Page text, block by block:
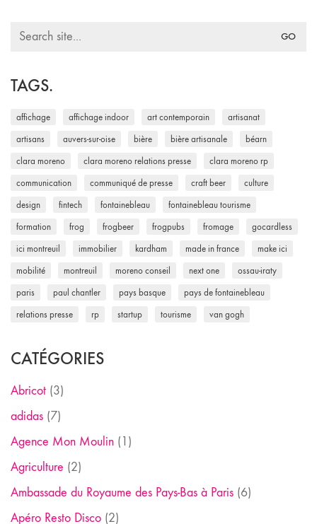
Search
TAGS.
affichage affichage indoor art contemporain artisanat
artisans auvers-sur-oise bière bière artisanale béarn
clara moreno clara moreno relations presse clara moreno rp
communication communiqué de presse craft beer culture
design fintech fontainebleau fontainebleau tourisme
formation frog frogbeer frogpubs fromage gocardless
ici montreuil immobilier kardham made in france make ici
mobilité montreuil moreno conseil next one ossau-iraty
paris paul chantler pays basque pays de fontainebleau
relations presse rp startup tourisme van gogh
CATÉGORIES
Abricot (3)
adidas (7)
Agence Mon Moulin (1)
Agriculture (2)
Ambassade du Royaume des Pays-Bas à Paris (6)
Apéro Resto Disco (2)